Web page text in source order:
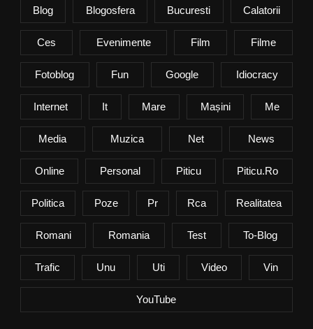
Blog Blogosfera Bucuresti Calatorii
Ces Evenimente Film Filme
Fotoblog Fun Google Idiocracy
Internet It Mare Mașini Me
Media Muzica Net News
Online Personal Piticu Piticu.ro
Politica Poze Pr Rca Realitatea
Romani Romania Test To-Blog
Trafic Unu Uti Video Vin
YouTube